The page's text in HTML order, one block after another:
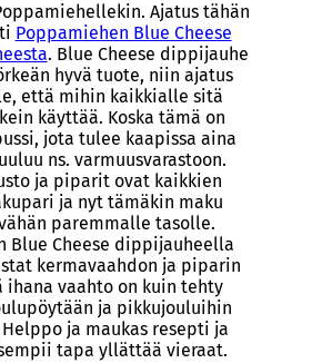
Ajatus tähän
Poppamiehen Blue Cheese
. Blue Cheese dippijauhe
hyvä tuote, niin ajatus
että mihin kaikkialle sitä
käyttää. Koska tämä on
jota tulee kaapissa aina
ns. varmuusvarastoon.
ja piparit ovat kaikkien
ja nyt tämäkin maku
paremmalle tasolle.
Blue Cheese dippijauheella
kermavaahdon ja piparin
ihana vaahto on kuin tehty
ja pikkujouluihin
ja maukas resepti ja
tapa yllättää vieraat.